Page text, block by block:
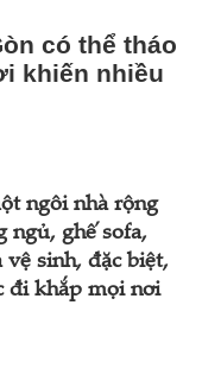
có thể tháo
khiến nhiều
ngôi nhà rộng
ngủ, ghế sofa,
sinh, đặc biệt,
đi khắp mọi nơi